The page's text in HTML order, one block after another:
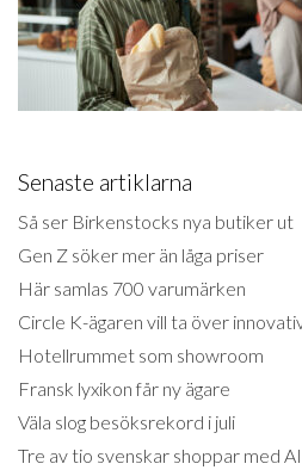
Senaste artiklarna
Så ser Birkenstocks nya butiker ut
Gen Z söker mer än låga priser
Här samlas 700 varumärken
Circle K-ägaren vill ta över
Hotellrummet som showroom
Fransk lyxikon får ny ägare
Väla slog besöksrekord i juli
Tre av tio svenskar shoppar med AI